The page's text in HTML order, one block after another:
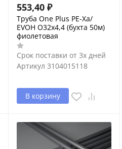
553,40 ₽
Труба One Plus PE-Xa/
EVOH O32х4,4 (бухта 50м)
фиолетовая
Срок поставки от 3х дней
Артикул 3104015118
В корзину